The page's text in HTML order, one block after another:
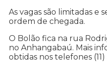
As vagas são limitadas e
ordem de chegada.
O Bolão fica na rua
no Anhangabaú. Mais
obtidas nos telefones